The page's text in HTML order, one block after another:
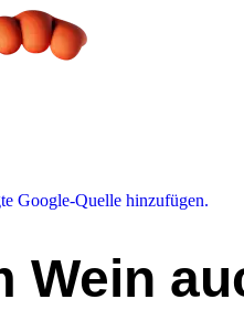
Google-Quelle hinzufügen.
Wein